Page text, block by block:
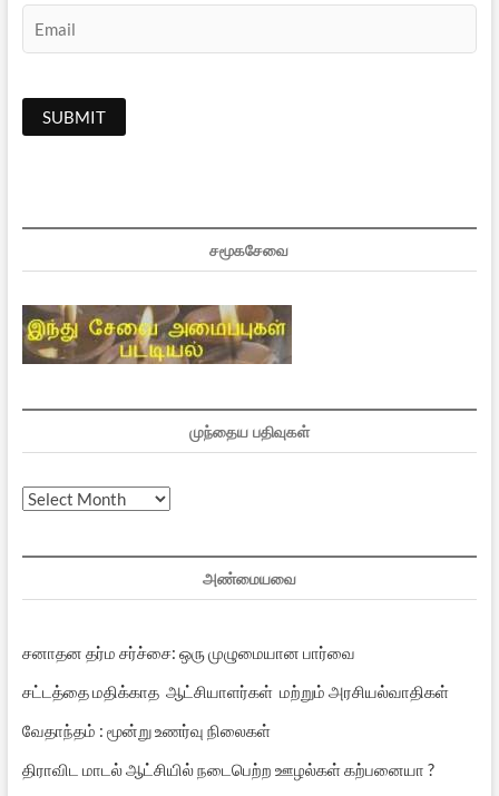
சமூகசேவை
முந்தைய பதிவுகள்
முந்தைய
அண்மையவை
சனாதன தர்ம சர்ச்சை: ஒரு முழுமையான பார்வை
சட்டத்தை மதிக்காத ஆட்சியாளர்கள் மற்றும் அரசியல்வாதிகள்
வேதாந்தம் : மூன்று உணர்வு நிலைகள்
திராவிட மாடல் ஆட்சியில் நடைபெற்ற ஊழல்கள் கற்பனையா ?